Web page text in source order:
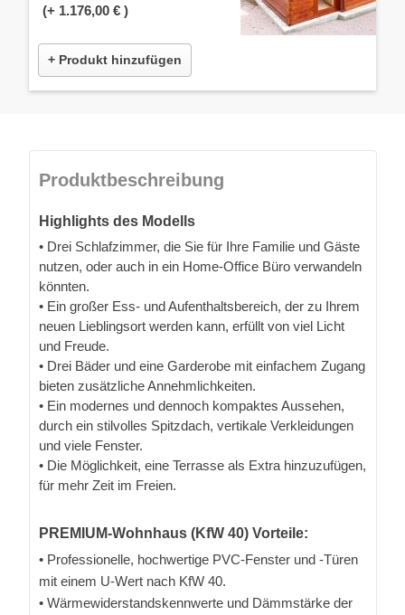
(+ 1.176,00 € )
+ Produkt hinzufügen
Produktbeschreibung
Highlights des Modells
• Drei Schlafzimmer, die Sie für Ihre Familie und Gäste
nutzen, oder auch in ein Home-Office Büro verwandeln
könnten.
• Ein großer Ess- und Aufenthaltsbereich, der zu Ihrem
neuen Lieblingsort werden kann, erfüllt von viel Licht
und Freude.
• Drei Bäder und eine Garderobe mit einfachem Zugang
bieten zusätzliche Annehmlichkeiten.
• Ein modernes und dennoch kompaktes Aussehen,
durch ein stilvolles Spitzdach, vertikale Verkleidungen
und viele Fenster.
• Die Möglichkeit, eine Terrasse als Extra hinzuzufügen,
für mehr Zeit im Freien.
PREMIUM-Wohnhaus (KfW 40) Vorteile:
• Professionelle, hochwertige PVC-Fenster und -Türen
mit einem U-Wert nach KfW 40.
• Wärmewiderstandskennwerte und Dämmstärke der